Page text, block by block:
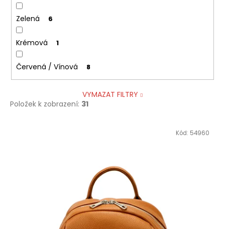
Zelená 6
Krémová 1
Červená / Vínová 8
VYMAZAT FILTRY
Položek k zobrazení: 31
Kód: 54960